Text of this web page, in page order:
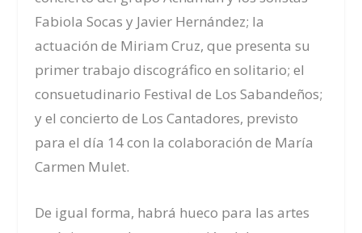
Fabiola Socas y Javier Hernández; la
actuación de Miriam Cruz, que presenta su
primer trabajo discográfico en solitario; el
consuetudinario Festival de Los Sabandeños;
y el concierto de Los Cantadores, previsto
para el día 14 con la colaboración de María
Carmen Mulet.
De igual forma, habrá hueco para las artes